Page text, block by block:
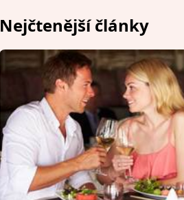
Nejčtenější články